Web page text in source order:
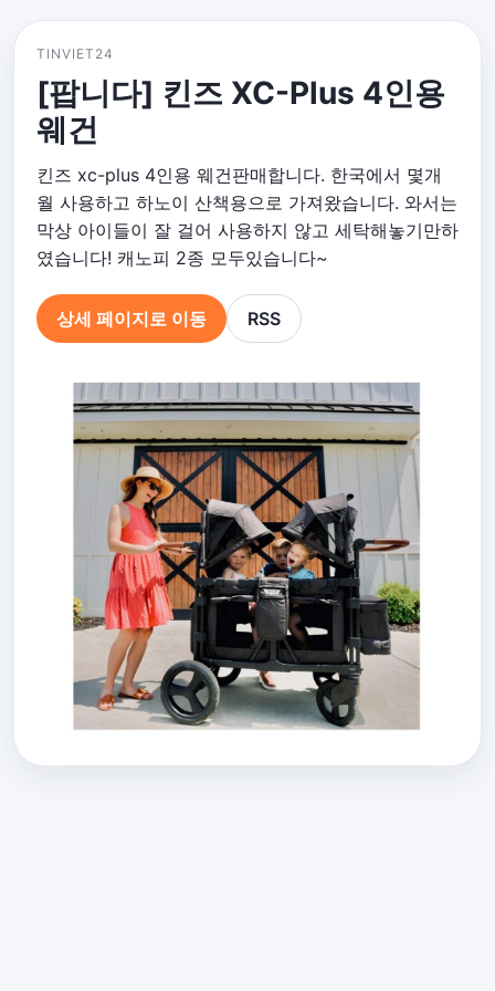
TINVIET24
[팝니다] 킨즈 XC-Plus 4인용
웨건
킨즈 xc-plus 4인용 웨건판매합니다. 한국에서 몇개
월 사용하고 하노이 산책용으로 가져왔습니다. 와서는
막상 아이들이 잘 걸어 사용하지 않고 세탁해놓기만하
였습니다! 캐노피 2종 모두있습니다~
상세 페이지로 이동 RSS